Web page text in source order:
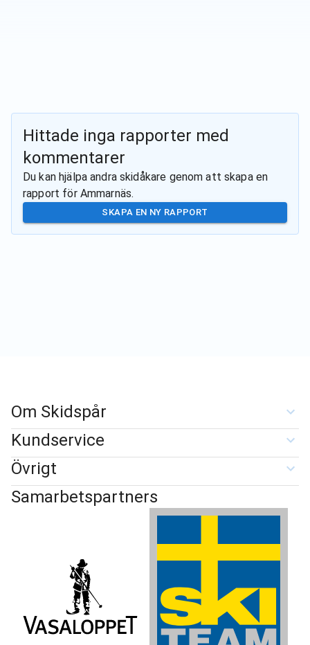
Hittade inga rapporter med
kommentarer
Du kan hjälpa andra skidåkare genom att skapa en
rapport för Ammarnäs.
SKAPA EN NY RAPPORT
Om Skidspår
Kundservice
Övrigt
Samarbetspartners